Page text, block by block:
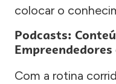
colocar o
Podcasts:
Com a rotina